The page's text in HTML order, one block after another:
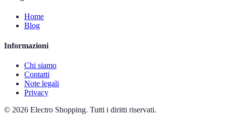
Home
Blog
Informazioni
Chi siamo
Contatti
Note legali
Privacy
© 2026 Electro Shopping. Tutti i diritti riservati.